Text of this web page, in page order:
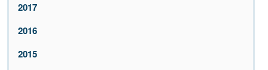
2017
2016
2015